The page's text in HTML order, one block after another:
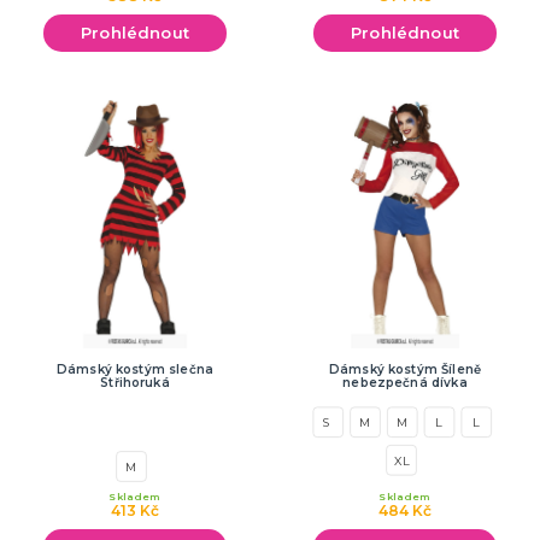
Prohlédnout Prohlédnout
Dámský kostým slečna
Střihoruká
M
413 Kč
Skladem
Dámský kostým Šíleně
nebezpečná dívka
S M M L L
XL
484 Kč
Skladem